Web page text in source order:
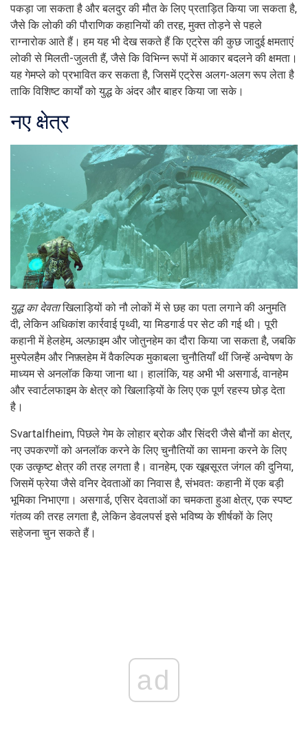
पकड़ा जा सकता है और बलदुर की मौत के लिए प्रताड़ित किया जा सकता है,
जैसे कि लोकी की पौराणिक कहानियों की तरह, मुक्त तोड़ने से पहले
राग्नारोक आते हैं। हम यह भी देख सकते हैं कि एट्रेस की कुछ जादुई क्षमताएं
लोकी से मिलती-जुलती हैं, जैसे कि विभिन्न रूपों में आकार बदलने की क्षमता।
यह गेमप्ले को प्रभावित कर सकता है, जिसमें एट्रेस अलग-अलग रूप लेता है
ताकि विशिष्ट कार्यों को युद्ध के अंदर और बाहर किया जा सके।
नए क्षेत्र
युद्ध का देवताखिलाड़ियों को नौ लोकों में से छह का पता लगाने की अनुमति
दी, लेकिन अधिकांश कार्रवाई पृथ्वी, या मिडगार्ड पर सेट की गई थी। पूरी
कहानी में हेलहेम, अल्फ़ाइम और जोतुनहेम का दौरा किया जा सकता है, जबकि
मुस्पेलहैम और निफ़्लहेम में वैकल्पिक मुकाबला चुनौतियाँ थीं जिन्हें अन्वेषण के
माध्यम से अनलॉक किया जाना था। हालांकि, यह अभी भी असगार्ड, वानहेम
और स्वार्टलफाइम के क्षेत्र को खिलाड़ियों के लिए एक पूर्ण रहस्य छोड़ देता
है।
Svartalfheim, पिछले गेम के लोहार ब्रोक और सिंदरी जैसे बौनों का क्षेत्र,
नए उपकरणों को अनलॉक करने के लिए चुनौतियों का सामना करने के लिए
एक उत्कृष्ट क्षेत्र की तरह लगता है। वानहेम, एक खूबसूरत जंगल की दुनिया,
जिसमें फ्रेया जैसे वनिर देवताओं का निवास है, संभवतः कहानी में एक बड़ी
भूमिका निभाएगा। असगार्ड, एसिर देवताओं का चमकता हुआ क्षेत्र, एक स्पष्ट
गंतव्य की तरह लगता है, लेकिन डेवलपर्स इसे भविष्य के शीर्षकों के लिए
सहेजना चुन सकते हैं।
ad